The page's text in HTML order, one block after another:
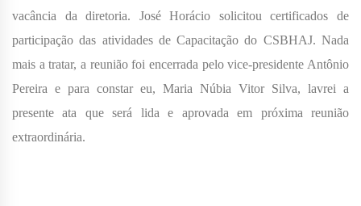
vacância da diretoria. José Horácio solicitou certificados de
participação das atividades de Capacitação do CSBHAJ. Nada
mais a tratar, a reunião foi encerrada pelo vice-presidente Antônio
Pereira e para constar eu, Maria Núbia Vitor Silva, lavrei a
presente ata que será lida e aprovada em próxima reunião
extraordinária.